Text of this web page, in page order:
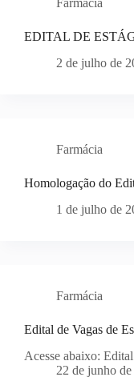
Farmácia
EDITAL DE
2 de julho de
Farmácia
Homologação do
1 de julho de
Farmácia
Edital de Vagas de
Acesse abaixo:
22 de junho